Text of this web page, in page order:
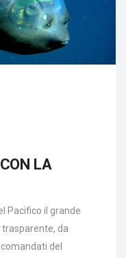
LA
Pacifico il grande
da
del